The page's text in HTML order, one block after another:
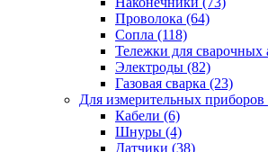
Проволока (64)
Сопла (118)
Тележки для сварочных
Электроды (82)
Газовая сварка (23)
Для измерительных приборов
Кабели (6)
Шнуры (4)
Датчики (38)